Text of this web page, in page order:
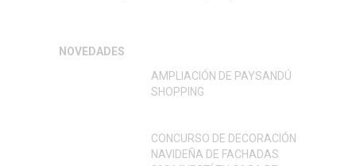
NOVEDADES
AMPLIACIÓN DE PAYSANDÚ
SHOPPING
CONCURSO DE DECORACIÓN
NAVIDEÑA DE FACHADAS